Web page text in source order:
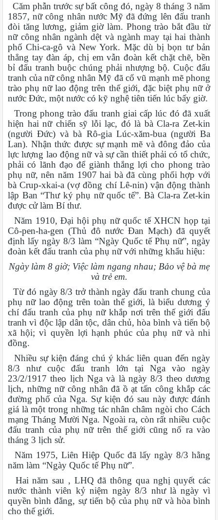
Căm phẫn trước sự bất công đó, ngày 8 tháng 3 năm
1857, nữ công nhân nước Mỹ đã đứng lên đấu tranh
đòi tăng lương, giảm giờ làm. Phong trào bắt đầu từ
nữ công nhân ngành dệt và ngành may tại hai thành
phố Chi-ca-gô và New York. Mặc dù bị bọn tư bản
thẳng tay đàn áp, chị em vẫn đoàn kết chặt chẽ, bền
bỉ đấu tranh buộc chúng phải nhượng bộ. Cuộc đấu
tranh của nữ công nhân Mỹ đã cổ vũ mạnh mẽ phong
trào phụ nữ lao động trên thế giới, đặc biệt phụ nữ ở
nước Đức, một nước có kỹ nghệ tiên tiến lúc bấy giờ.
Trong phong trào đấu tranh giai cấp lúc đó đã xuất
hiện hai nữ chiến sỹ lỗi lạc, đó là bà Cla-ra Zet-kin
(người Đức) và bà Rô-gia Lúc-xăm-bua (người Ba
Lan). Nhận thức được sự mạnh mẽ và đông đảo của
lực lượng lao động nữ và sự cần thiết phải có tổ chức,
phải có lãnh đạo để giành thắng lợi cho phong trào
phụ nữ, nên năm 1907 hai bà đã cùng phối hợp với
bà Crup-xkai-a (vợ đồng chí Lê-nin) vận động thành
lập Ban “Thư ký phụ nữ quốc tế”. Bà Cla-ra Zet-kin
được cử làm Bí thư.
Năm 1910, Đại hội phụ nữ quốc tế XHCN họp tại
Cô-pen-ha-gen (Thủ đô nước Đan Mạch) đã quyết
định lấy ngày 8/3 làm “Ngày Quốc tế Phụ nữ”, ngày
đoàn kết đấu tranh của phụ nữ với những khẩu hiệu:
Ngày làm 8 giờ; Việc làm ngang nhau; Bảo vệ bà mẹ
và trẻ em.
Từ đó ngày 8/3 trở thành ngày đấu tranh chung của
phụ nữ lao động trên toàn thế giới, là biểu dương ý
chí đấu tranh của phụ nữ khắp nơi trên thế giới đấu
tranh vì độc lập dân tộc, dân chủ, hòa bình và tiến bộ
xã hội; vì quyền lợi hạnh phúc của phụ nữ và nhi
đồng.
Nhiều sự kiện đáng chú ý khác liên quan đến ngày
8/3 như cuộc đấu tranh lớn tại Nga vào ngày
23/2/1917 theo lịch Nga và là ngày 8/3 theo dương
lịch, những nữ công nhân đã ồ ạt tấn công khắp các
đường phố của Nga. Sự kiện đó sau này được đánh
giá là một trong những tác nhân châm ngòi cho Cách
mạng Tháng Mười Nga. Ngoài ra, còn rất nhiều cuộc
đấu tranh của phụ nữ trên thế giới cũng nổ ra vào
tháng 3 lịch sử.
Năm 1975, Liên Hiệp Quốc đã lấy ngày 8/3 hằng
năm làm “Ngày Quốc tế Phụ nữ”.
Hai năm sau , LHQ đã thông qua nghị quyết các
nước thành viên kỷ niệm ngày 8/3 như là ngày vì
quyền bình đẳng, sự tiến bộ của phụ nữ và hòa bình
cho thế giới.